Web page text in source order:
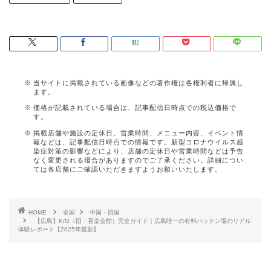
当サイトに掲載されている画像などの著作権は各権利者に帰属し
ます。
価格が記載されている場合は、記事配信日時点での税込価格で
す。
掲載店舗や施設の定休日、営業時間、メニュー内容、イベント情
報などは、記事配信日時点での情報です。新型コロナウイルス感
染症対策の影響などにより、店舗の定休日や営業時間などは予告
なく変更される場合がありますのでご了承ください。詳細につい
ては各店舗にご確認いただきますようお願いいたします。
HOME 全国
中国・四国
【広島】K/G（旧・喜楽会館）完全ガイド｜広島唯一の有料ハッテン場のリアル
体験レポート【2025年最新】